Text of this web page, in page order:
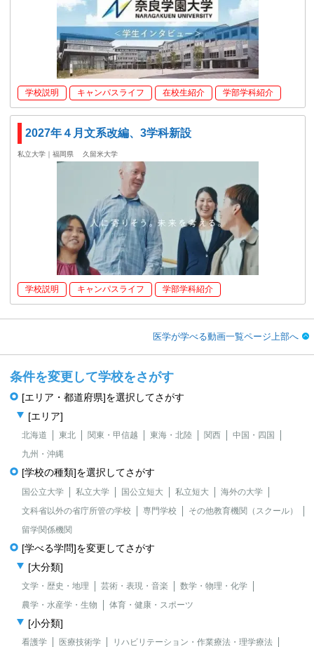
学校説明 キャンパスライフ 在校生紹介 学部学科紹介
2027年４月文系改編、3学科新設
私立大学｜福岡県 久留米大学
学校説明 キャンパスライフ 学部学科紹介
医学が学べる動画一覧ページ上部へ
条件を変更して学校をさがす
[エリア・都道府県]を選択してさがす
[エリア]
北海道 東北 関東・甲信越 東海・北陸 関西
中国・四国
九州・沖縄
[学校の種類]を選択してさがす
国公立大学 私立大学 国公立短大 私立短大
海外の大学
文科省以外の省庁所管の学校
専門学校
その他教育機関（スクール）
留学関係機関
[学べる学問]を変更してさがす
[大分類]
文学・歴史・地理 芸術・表現・音楽
数学・物理・化学
農学・水産学・生物
体育・健康・スポーツ
[小分類]
看護学 医療技術学
リハビリテーション・作業療法・理学療法